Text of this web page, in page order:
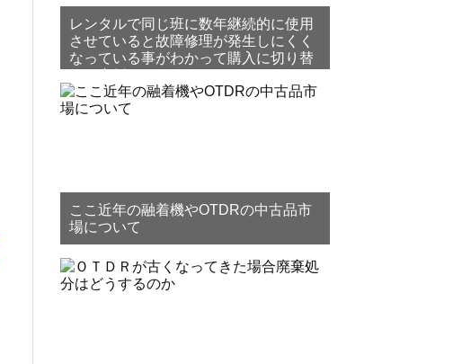
レンタルで同じ班に数年継続的に使用
させていると故障修理が発生しにくく
なっている事がわかって購入に切り替
ここ近年の融着機やOTDRの中古品市
場について